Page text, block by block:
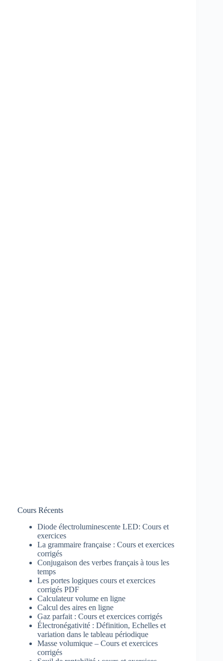
Cours Récents
Diode électroluminescente LED: Cours et
exercices
La grammaire française : Cours et exercices
corrigés
Conjugaison des verbes français à tous les
temps
Les portes logiques cours et exercices
corrigés PDF
Calculateur volume en ligne
Calcul des aires en ligne
Gaz parfait : Cours et exercices corrigés
Électronégativité : Définition, Echelles et
variation dans le tableau périodique
Masse volumique – Cours et exercices
corrigés